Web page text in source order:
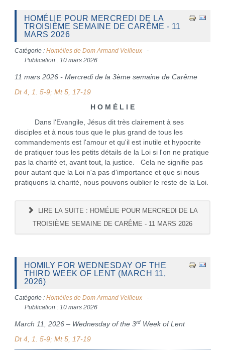
HOMÉLIE POUR MERCREDI DE LA
TROISIÈME SEMAINE DE CARÊME - 11
MARS 2026
Catégorie : Homélies de Dom Armand Veilleux
Publication : 10 mars 2026
11 mars 2026 - Mercredi de la 3ème semaine de Carême
Dt 4, 1. 5-9; Mt 5, 17-19
H O M É L I E
Dans l'Evangile, Jésus dit très clairement à ses
disciples et à nous tous que le plus grand de tous les
commandements est l'amour et qu'il est inutile et hypocrite
de pratiquer tous les petits détails de la Loi si l'on ne pratique
pas la charité et, avant tout, la justice. Cela ne signifie pas
pour autant que la Loi n'a pas d'importance et que si nous
pratiquons la charité, nous pouvons oublier le reste de la Loi.
LIRE LA SUITE : HOMÉLIE POUR MERCREDI DE LA
TROISIÈME SEMAINE DE CARÊME - 11 MARS 2026
HOMILY FOR WEDNESDAY OF THE
THIRD WEEK OF LENT (MARCH 11,
2026)
Catégorie : Homélies de Dom Armand Veilleux
Publication : 10 mars 2026
March 11, 2026 – Wednesday of the 3rdWeek of Lent
Dt 4, 1. 5-9; Mt 5, 17-19